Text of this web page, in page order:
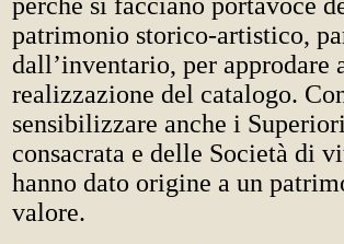
patrimonio storico-artistico,
dall’inventario, per approdare
realizzazione del catalogo.
sensibilizzare anche i
consacrata e delle Società di
hanno dato origine a un
valore.